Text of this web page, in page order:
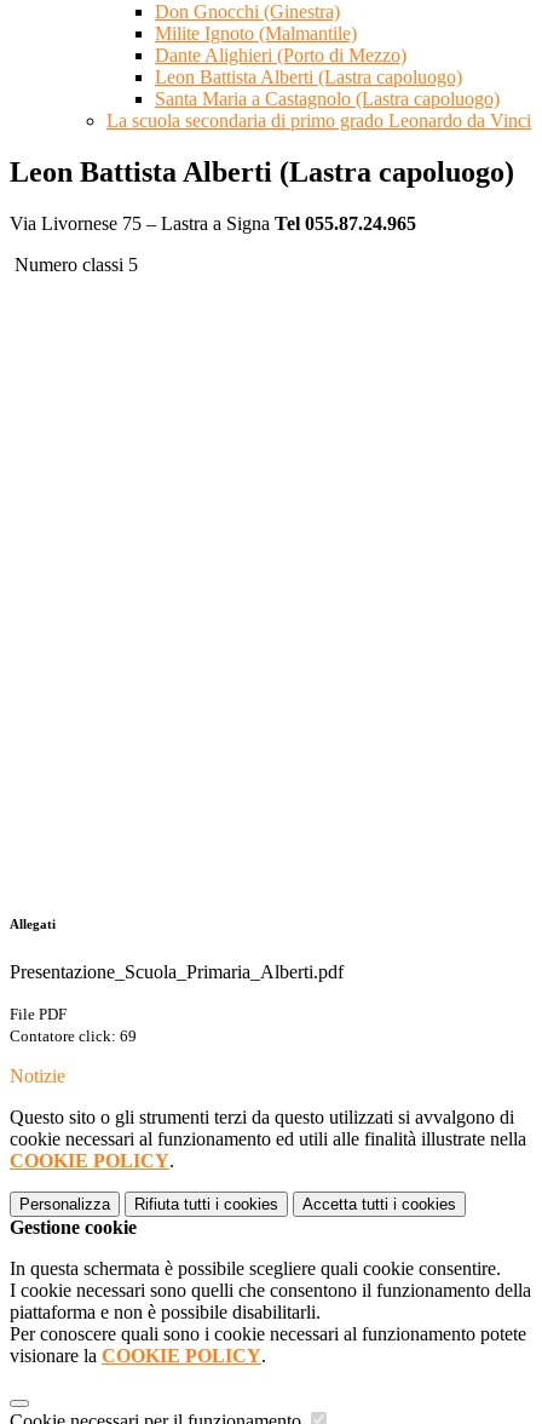
Don Gnocchi (Ginestra)
Milite Ignoto (Malmantile)
Dante Alighieri (Porto di Mezzo)
Leon Battista Alberti (Lastra capoluogo)
Santa Maria a Castagnolo (Lastra capoluogo)
La scuola secondaria di primo grado Leonardo da Vinci
Leon Battista Alberti (Lastra capoluogo)
Via Livornese 75 – Lastra a Signa Tel 055.87.24.965
Numero classi 5
Allegati
Presentazione_Scuola_Primaria_Alberti.pdf
File PDF
Contatore click: 69
Notizie
Questo sito o gli strumenti terzi da questo utilizzati si avvalgono di
cookie necessari al funzionamento ed utili alle finalità illustrate nella
COOKIE POLICY.
Personalizza Rifiuta tutti i cookies Accetta tutti i cookies
Gestione cookie
In questa schermata è possibile scegliere quali cookie consentire.
I cookie necessari sono quelli che consentono il funzionamento della
piattaforma e non è possibile disabilitarli.
Per conoscere quali sono i cookie necessari al funzionamento potete
visionare la COOKIE POLICY.